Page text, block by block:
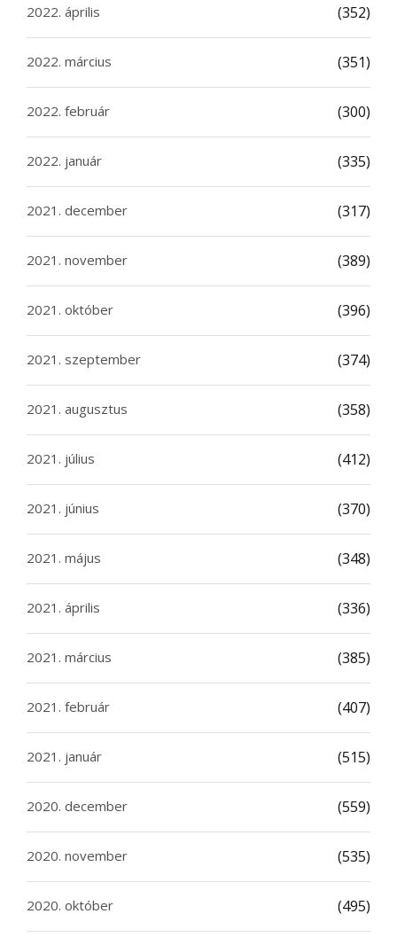
2022. április (352)
2022. március (351)
2022. február (300)
2022. január (335)
2021. december (317)
2021. november (389)
2021. október (396)
2021. szeptember (374)
2021. augusztus (358)
2021. július (412)
2021. június (370)
2021. május (348)
2021. április (336)
2021. március (385)
2021. február (407)
2021. január (515)
2020. december (559)
2020. november (535)
2020. október (495)